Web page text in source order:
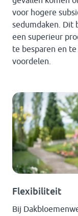
voor hogere
sedumdaken. Dit
een superieur
te besparen en
voordelen.
Flexibiliteit
Bij